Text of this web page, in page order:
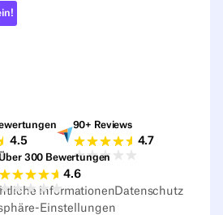
Bewertungen
4.5
Capterra-
90+ Reviews
4.7
Sourceforge-Bewertungen
300 Bewertungen
4.6
InformationenDatenschutz
Einstellungen